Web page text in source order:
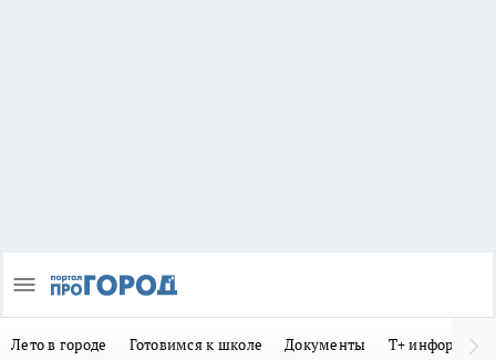
Лето в городе Готовимся к школе Документы Т+